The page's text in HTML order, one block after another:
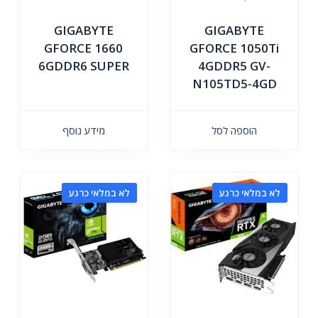
GIGABYTE
GFORCE 1050Ti
4GDDR5 GV-
N105TD5-4GD
הוספה לסל
GIGABYTE
GFORCE 1660
6GDDR6 SUPER
מידע נוסף
לא במלאי כרגע לא במלאי כרגע